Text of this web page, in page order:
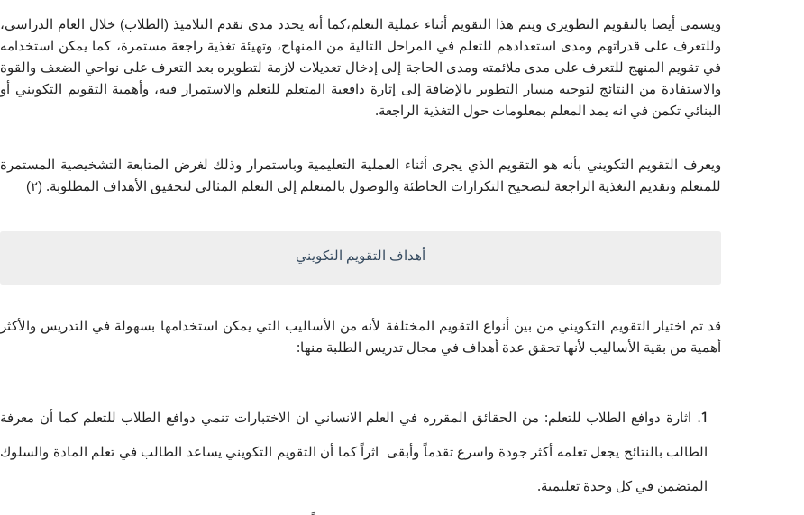
ويسمى أيضا بالتقويم التطويري ويتم هذا التقويم أثناء عملية التعلم،كما أنه يحدد مدى تقدم التلاميذ (الطلاب) خلال العام الدراسي،
وللتعرف على قدراتهم ومدى استعدادهم للتعلم في المراحل التالية من المنهاج، وتهيئة تغذية راجعة مستمرة، كما يمكن استخدامه
في تقويم المنهج للتعرف على مدى ملائمته ومدى الحاجة إلى إدخال تعديلات لازمة لتطويره بعد التعرف على نواحي الضعف والقوة
والاستفادة من النتائج لتوجيه مسار التطوير بالإضافة إلى إثارة دافعية المتعلم للتعلم والاستمرار فيه، وأهمية التقويم التكويني أو
البنائي تكمن في انه يمد المعلم بمعلومات حول التغذية الراجعة.
ويعرف التقويم التكويني بأنه هو التقويم الذي يجرى أثناء العملية التعليمية وباستمرار وذلك لغرض المتابعة التشخيصية المستمرة
للمتعلم وتقديم التغذية الراجعة لتصحيح التكرارات الخاطئة والوصول بالمتعلم إلى التعلم المثالي لتحقيق الأهداف المطلوبة. (٢)
أهداف التقويم التكويني
قد تم اختيار التقويم التكويني من بين أنواع التقويم المختلفة لأنه من الأساليب التي يمكن استخدامها بسهولة في التدريس والأكثر
أهمية من بقية الأساليب لأنها تحقق عدة أهداف في مجال تدريس الطلبة منها:
اثارة دوافع الطلاب للتعلم: من الحقائق المقرره في العلم الانساني ان الاختبارات تنمي دوافع الطلاب للتعلم كما أن معرفة
الطالب بالنتائج يجعل تعلمه أكثر جودة واسرع تقدماً وأبقى اثراً كما أن التقويم التكويني يساعد الطالب في تعلم المادة والسلوك
المتضمن في كل وحدة تعليمية.